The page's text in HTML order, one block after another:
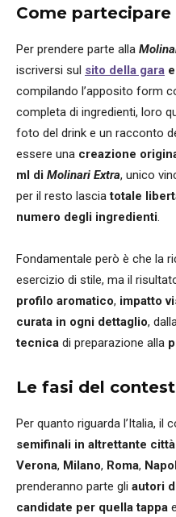
Come partecipare
Per prendere parte alla
iscriversi sul sito della gara
compilando l’apposito form
completa di ingredienti, loro
foto del drink e un racconto
essere una creazione
ml di Molinari Extra, unico
per il resto lasciatotale
numero degli ingredienti.
Fondamentale però è che la
esercizio di stile, ma il
profilo aromatico, impatto
curata in ogni dettaglio,
tecnica di preparazione alla
Le fasi del contest
Per quanto riguarda l’Italia, il
semifinali in altrettante
Verona, Milano, Roma,
prenderanno parte gli autori
candidate per quella tappa